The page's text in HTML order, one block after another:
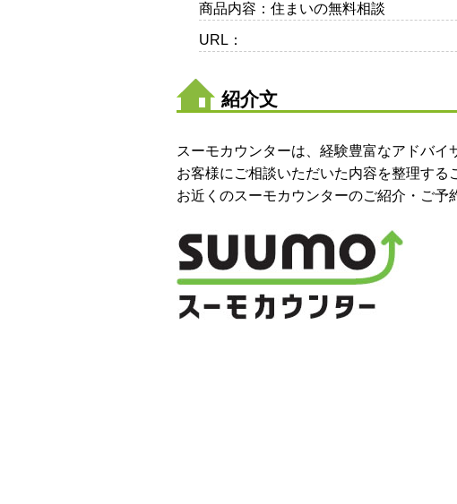
商品内容 ：住まいの無料相談
URL ：
紹介文
スーモカウンターは、経験豊富なアドバイ
お客様にご相談いただいた内容を整理する
お近くのスーモカウンターのご紹介・ご予